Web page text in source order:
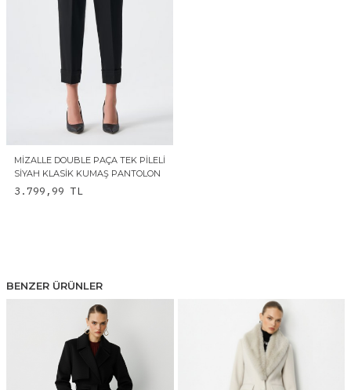
MIZALLE DOUBLE PAÇA TEK PILELI
SIYAH KLASIK KUMAŞ PANTOLON
3.799,99 TL
BENZER ÜRÜNLER